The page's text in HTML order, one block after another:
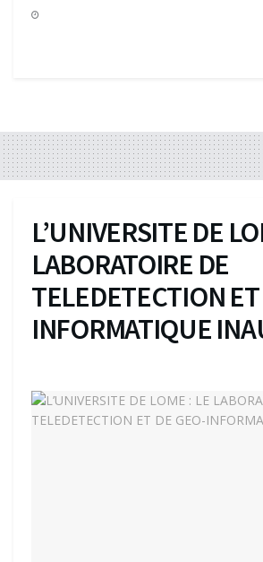
L’UNIVERSITE DE
LABORATOIRE DE
TELEDETECTION
INFORMATIQUE